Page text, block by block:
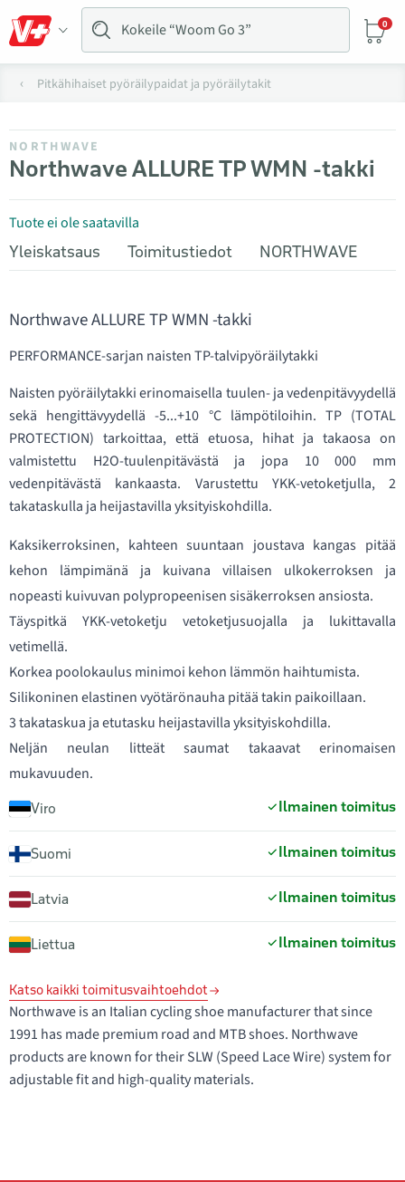
0
Pitkähihaiset pyöräilypaidat ja pyöräilytakit
NORTHWAVE
Northwave ALLURE TP WMN -takki
Tuote ei ole saatavilla
Yleiskatsaus
Toimitustiedot NORTHWAVE
Northwave ALLURE TP WMN -takki
PERFORMANCE-sarjan naisten TP-talvipyöräilytakki
Naisten pyöräilytakki erinomaisella tuulen- ja vedenpitävyydellä
sekä hengittävyydellä -5...+10 °C lämpötiloihin. TP (TOTAL
PROTECTION) tarkoittaa, että etuosa, hihat ja takaosa on
valmistettu H2O-tuulenpitävästä ja jopa 10 000 mm
vedenpitävästä kankaasta. Varustettu YKK-vetoketjulla, 2
takataskulla ja heijastavilla yksityiskohdilla.
Kaksikerroksinen, kahteen suuntaan joustava kangas pitää
kehon lämpimänä ja kuivana villaisen ulkokerroksen ja
nopeasti kuivuvan polypropeenisen sisäkerroksen ansiosta.
Täyspitkä YKK-vetoketju vetoketjusuojalla ja lukittavalla
vetimellä.
Korkea poolokaulus minimoi kehon lämmön haihtumista.
Silikoninen elastinen vyötärönauha pitää takin paikoillaan.
3 takataskua ja etutasku heijastavilla yksityiskohdilla.
Neljän neulan litteät saumat takaavat erinomaisen
mukavuuden.
Viro Ilmainen toimitus
Suomi Ilmainen toimitus
Latvia Ilmainen toimitus
Liettua Ilmainen toimitus
Katso kaikki toimitusvaihtoehdot
Northwave is an Italian cycling shoe manufacturer that since
1991 has made premium road and MTB shoes. Northwave
products are known for their SLW (Speed Lace Wire) system for
adjustable fit and high-quality materials.